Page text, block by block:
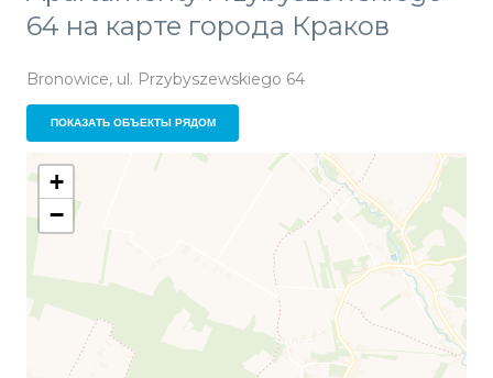
64 на карте города Краков
Bronowice, ul. Przybyszewskiego 64
ПОКАЗАТЬ ОБЪЕКТЫ РЯДОМ
+
−